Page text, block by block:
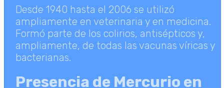
Desde 1940 hasta el 2006 se utilizó
ampliamente en veterinaria y en medicina.
Formó parte de los colirios, antisépticos y,
ampliamente, de todas las vacunas víricas y
bacterianas.
Presencia de Mercurio en